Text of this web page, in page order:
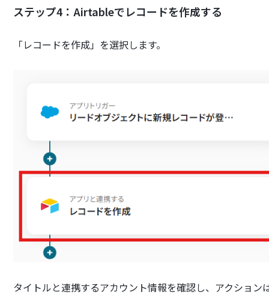
ステップ4：Airtableでレコードを作成する
「レコードを作成」を選択します。
タイトルと連携するアカウント情報を確認し、アクショ